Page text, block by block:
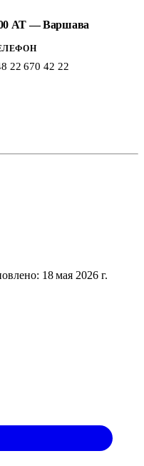
AT — Варшава
22 670 42 22
18 мая 2026 г.